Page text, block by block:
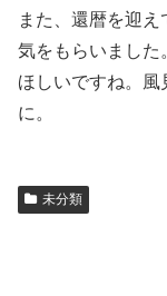
また、還暦を迎
気をもらいました
ほしいですね。風
に。
未分類